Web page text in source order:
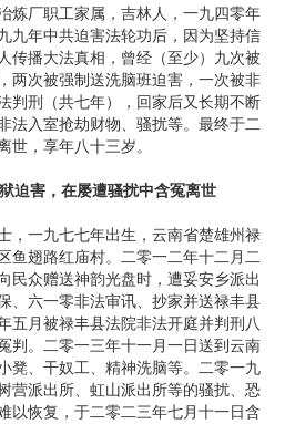
炼厂职工家属，吉林人，一九四零年
九年中共迫害法轮功后，因为坚持信
传播大法真相，曾经（至少）九次被
两次被强制送洗脑班迫害，一次被非
判刑（共七年），回家后又长期不断
法入室抢劫财物、骚扰等。最终于二
，享年八十三岁。
迫害，在屡遭骚扰中含冤离世
，一九七七年出生，云南省楚雄州禄
鱼翅路红庙村。二零一二年十二月二
民众赠送神韵光盘时，遭妥安乡派出
、六一零非法审讯、抄家并送禄丰县
五月被禄丰县法院非法开庭并判刑八
判。二零一三年十一月一日送到云南
凳、干奴工、精神洗脑等。二零一九
营派出所、虹山派出所等的骚扰、恐
以恢复，于二零二三年七月十一日含